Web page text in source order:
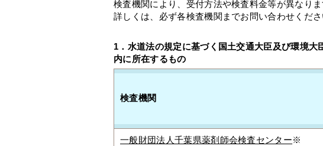
検査機関により、受付方法や検査料金等が異なりま
詳しくは、必ず各検査機関までお問い合わせくださ
1．水道法の規定に基づく国土交通大臣及び環境
内に所在するもの
検査機関
一般財団法人千葉県薬剤師会検査センター※